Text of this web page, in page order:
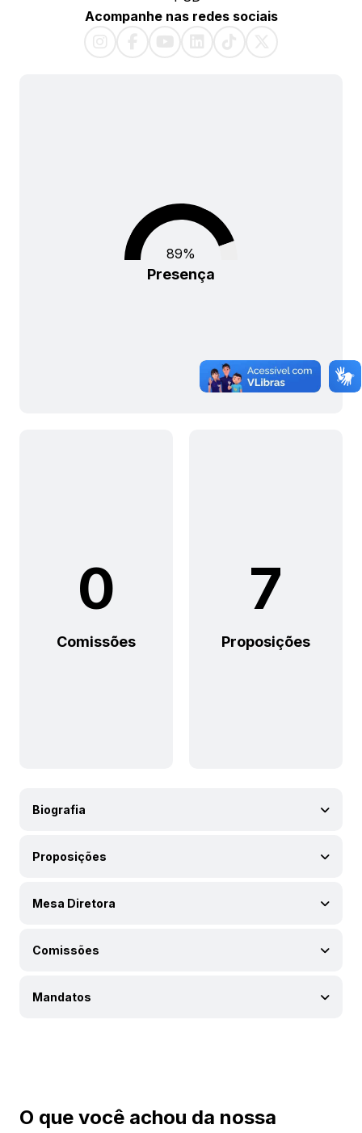
Acompanhe nas redes sociais
89%
Presença
0
Comissões
7
Proposições
Biografia
Proposições
Mesa Diretora
Comissões
Mandatos
O que você achou da nossa